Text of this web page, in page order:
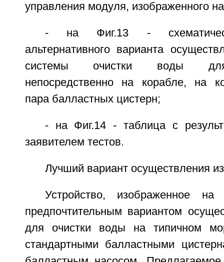
управления модуля, изображенного
- на Фиг.13 -
альтернативного варианта
системы очистки воды для
непосредственно на корабле, на
пара балластных цистерн;
- на Фиг.14 - таблица с
заявителем тестов.
Лучший вариант осуществления
Устройство, изображенное на
предпочтительным вариантом
для очистки воды на типичном
стандартными балластными